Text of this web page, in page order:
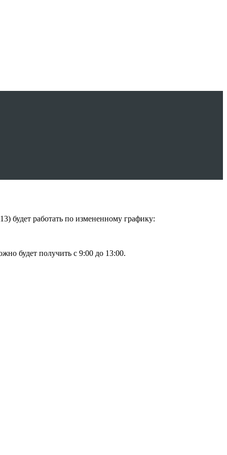
будет работать по измененному графику:
будет получить с 9:00 до 13:00.